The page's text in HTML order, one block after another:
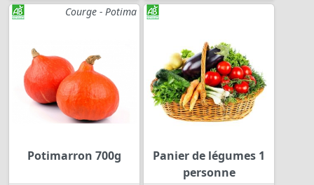
Courge - Potima
Potimarron 700g
Panier de légumes 1
personne